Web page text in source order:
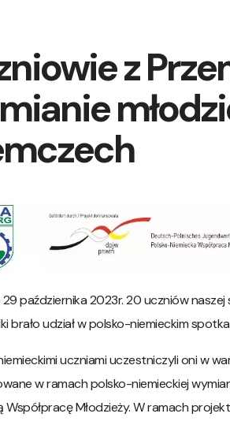
z
października 2023r. 20 uczniów
brało udział w polsko-niemieckim
uczniami uczestniczyli oni w
w ramach polsko-niemieckiej
Współpracę Młodzieży. W ramach